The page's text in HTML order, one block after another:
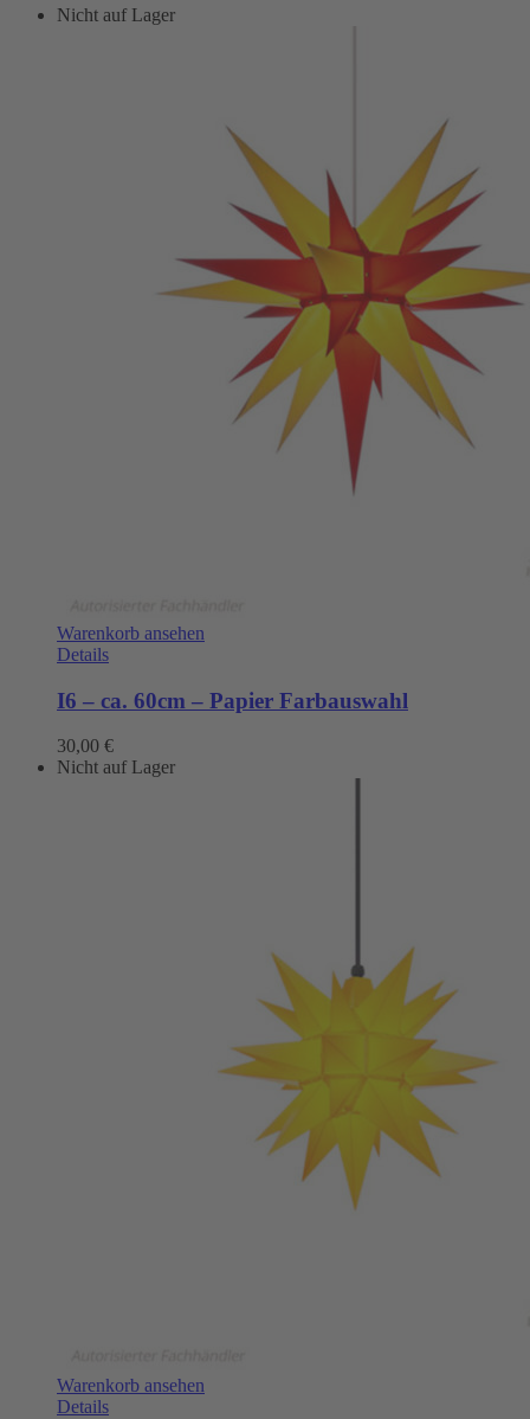
Nicht auf Lager
Warenkorb ansehen
Details
I6 – ca. 60cm – Papier Farbauswahl
30,00 €
Nicht auf Lager
Warenkorb ansehen
Details